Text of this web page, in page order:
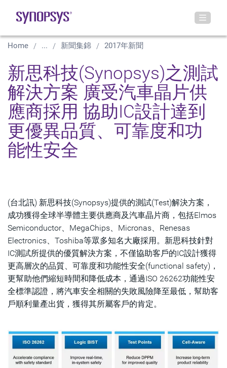
Home ... 新聞集錦 2017年新聞
新思科技(Synopsys)之測試
解決方案 廣受汽車晶片供
應商採用 協助IC設計達到
更優異品質、可靠度和功
能性安全
(台北訊) 新思科技(Synopsys)提供的測試(Test)解決方案，
成功獲得全球半導體主要供應商及汽車晶片商，包括Elmos
Semiconductor、MegaChips、Micronas、Renesas
Electronics、Toshiba等眾多知名大廠採用。新思科技針對
IC測試所提供的優質解決方案，不僅協助客戶的IC設計獲得
更高層次的品質、可靠度和功能性安全(functional safety)，
更幫助他們縮短時間和降低成本，通過ISO 26262功能性安
全標準認證，將汽車安全相關的失敗風險降至最低，幫助客
戶順利量產出貨，獲得其所屬客戶的肯定。